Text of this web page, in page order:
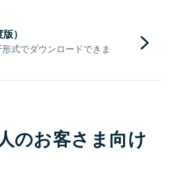
）
式でダウンロードできま
のお客さま向け